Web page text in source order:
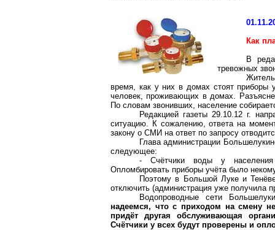
Как
В
тревожных
время, как у них в домах стоят приборы
человек, проживающих в домах.
По словам звонивших, население
Редакцией газеты 29.10.12 г.
ситуацию. К сожалению, ответа на
закону о СМИ на ответ по запросу
Глава администрации
следующее:
- Счётчики воды у населения
Опломбировать приборы учёта было
Поэтому в Большой Луке и
отключить (администрация уже получила
Водопроводные сети
надеемся, что с приходом на смену
придёт другая обслуживающая
Счётчики у всех будут проверены и